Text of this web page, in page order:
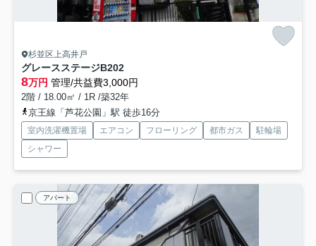
杉並区上高井戸
グレースステージB202
8万円 管理/共益費3,000円
2階 / 18.00㎡ / 1R /築32年
京王線「芦花公園」駅 徒歩16分
室内洗濯機置場 エアコン フローリング 都市ガス
駐輪場
シャワー
アパート